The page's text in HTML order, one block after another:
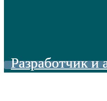
Разработчик и